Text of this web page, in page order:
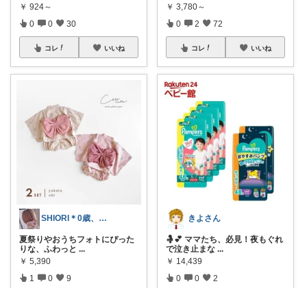
￥ 924～
0 0 30
コレ いいね
SHIORI＊0歳、2歳女の子ママ
夏祭りやおうちフォトにぴった
りな、ふわっと ...
￥ 5,390
1 0 9
￥ 3,780～
0 2 72
コレ いいね
きよさん
🤱💕 ママたち、必見！夜もぐれ
で泣き止まな ...
￥ 14,439
0 0 2